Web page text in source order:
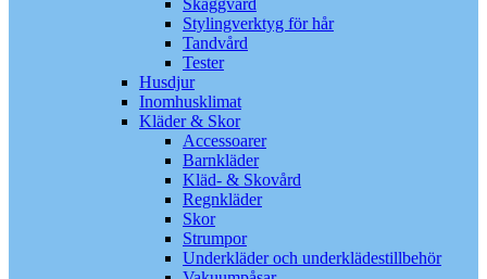
Skäggvård
Stylingverktyg för hår
Tandvård
Tester
Husdjur
Inomhusklimat
Kläder & Skor
Accessoarer
Barnkläder
Kläd- & Skovård
Regnkläder
Skor
Strumpor
Underkläder och underklädestillbehör